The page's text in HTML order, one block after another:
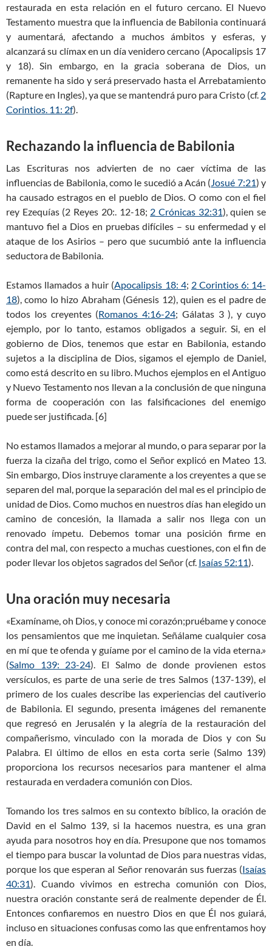
restaurada en esta relación en el futuro cercano. El Nuevo
Testamento muestra que la influencia de Babilonia continuará
y aumentará, afectando a muchos ámbitos y esferas, y
alcanzará su clímax en un día venidero cercano (Apocalipsis 17
y 18). Sin embargo, en la gracia soberana de Dios, un
remanente ha sido y será preservado hasta el Arrebatamiento
(Rapture en Ingles), ya que se mantendrá puro para Cristo (cf. 2
Corintios. 11: 2f).
Rechazando la influencia de Babilonia
Las Escrituras nos advierten de no caer víctima de las
influencias de Babilonia, como le sucedió a Acán (Josué 7:21) y
ha causado estragos en el pueblo de Dios. O como con el fiel
rey Ezequías (2 Reyes 20:. 12-18; 2 Crónicas 32:31), quien se
mantuvo fiel a Dios en pruebas difíciles – su enfermedad y el
ataque de los Asirios – pero que sucumbió ante la influencia
seductora de Babilonia.
Estamos llamados a huir (Apocalipsis 18: 4; 2 Corintios 6: 14-
18), como lo hizo Abraham (Génesis 12), quien es el padre de
todos los creyentes (Romanos 4:16-24; Gálatas 3), y cuyo
ejemplo, por lo tanto, estamos obligados a seguir. Si, en el
gobierno de Dios, tenemos que estar en Babilonia, estando
sujetos a la disciplina de Dios, sigamos el ejemplo de Daniel,
como está descrito en su libro. Muchos ejemplos en el Antiguo
y Nuevo Testamento nos llevan a la conclusión de que ninguna
forma de cooperación con las falsificaciones del enemigo
puede ser justificada. [6]
No estamos llamados a mejorar al mundo, o para separar por la
fuerza la cizaña del trigo, como el Señor explicó en Mateo 13.
Sin embargo, Dios instruye claramente a los creyentes a que se
separen del mal, porque la separación del mal es el principio de
unidad de Dios. Como muchos en nuestros días han elegido un
camino de concesión, la llamada a salir nos llega con un
renovado ímpetu. Debemos tomar una posición firme en
contra del mal, con respecto a muchas cuestiones, con el fin de
poder llevar los objetos sagrados del Señor (cf. Isaías 52:11).
Una oración muy necesaria
«Examíname, oh Dios, y conoce mi corazón;pruébame y conoce
los pensamientos que me inquietan. Señálame cualquier cosa
en mí que te ofenda y guíame por el camino de la vida eterna.»
(Salmo 139: 23-24). El Salmo de donde provienen estos
versículos, es parte de una serie de tres Salmos (137-139), el
primero de los cuales describe las experiencias del cautiverio
de Babilonia. El segundo, presenta imágenes del remanente
que regresó en Jerusalén y la alegría de la restauración del
compañerismo, vinculado con la morada de Dios y con Su
Palabra. El último de ellos en esta corta serie (Salmo 139)
proporciona los recursos necesarios para mantener el alma
restaurada en verdadera comunión con Dios.
Tomando los tres salmos en su contexto bíblico, la oración de
David en el Salmo 139, si la hacemos nuestra, es una gran
ayuda para nosotros hoy en día. Presupone que nos tomamos
el tiempo para buscar la voluntad de Dios para nuestras vidas,
porque los que esperan al Señor renovarán sus fuerzas (Isaías
40:31). Cuando vivimos en estrecha comunión con Dios,
nuestra oración constante será de realmente depender de Él.
Entonces confiaremos en nuestro Dios en que Él nos guiará,
incluso en situaciones confusas como las que enfrentamos hoy
en día.